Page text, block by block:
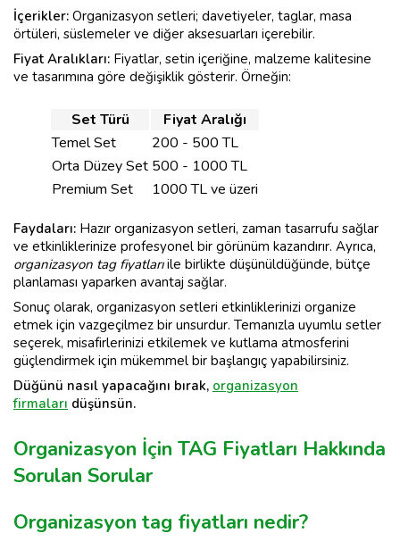
İçerikler: Organizasyon setleri; davetiyeler, taglar, masa
örtüleri, süslemeler ve diğer aksesuarları içerebilir.
Fiyat Aralıkları: Fiyatlar, setin içeriğine, malzeme kalitesine
ve tasarımına göre değişiklik gösterir. Örneğin:
Set Türü
Fiyat Aralığı
Temel Set
200 - 500 TL
Orta Düzey Set 500 - 1000 TL
Premium Set
1000 TL ve üzeri
Faydaları: Hazır organizasyon setleri, zaman tasarrufu sağlar
ve etkinliklerinize profesyonel bir görünüm kazandırır. Ayrıca,
organizasyon tag fiyatlarıile birlikte düşünüldüğünde, bütçe
planlaması yaparken avantaj sağlar.
Sonuç olarak, organizasyon setleri etkinliklerinizi organize
etmek için vazgeçilmez bir unsurdur. Temanızla uyumlu setler
seçerek, misafirlerinizi etkilemek ve kutlama atmosferini
güçlendirmek için mükemmel bir başlangıç yapabilirsiniz.
Düğünü nasıl yapacağını bırak, organizasyon
firmaları düşünsün.
Organizasyon İçin TAG Fiyatları Hakkında
Sorulan Sorular
Organizasyon tag fiyatları nedir?